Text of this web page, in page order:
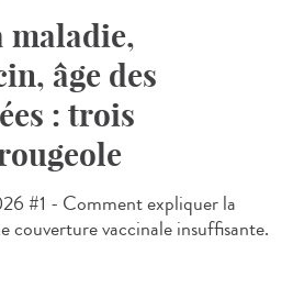
maladie,
âge des
: trois
#1 - Comment expliquer la
couverture vaccinale insuffisante.